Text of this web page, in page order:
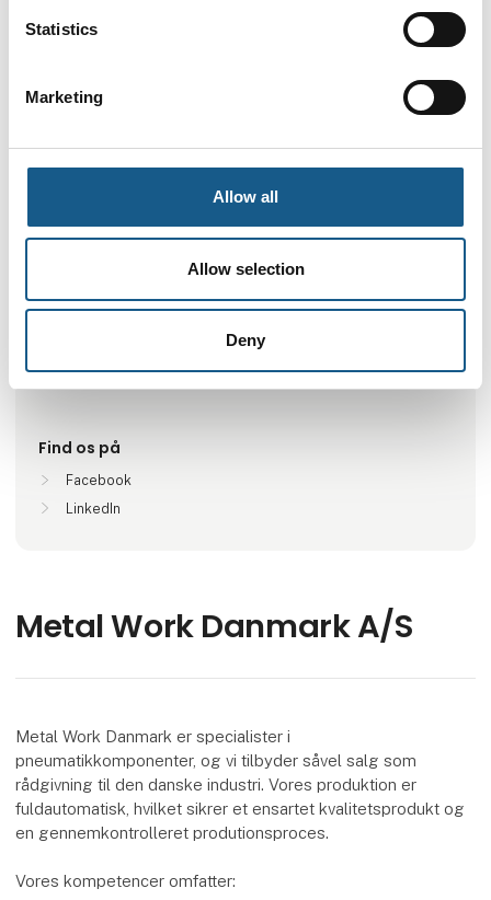
Statistics
Marketing
Allow all
Allow selection
Deny
Gå til hjemmeside
Find os på
Facebook
LinkedIn
Metal Work Danmark A/S
Metal Work Danmark er specialister i
pneumatikkomponenter, og vi tilbyder såvel salg som
rådgivning til den danske industri. Vores produktion er
fuldautomatisk, hvilket sikrer et ensartet kvalitetsprodukt og
en gennemkontrolleret produtionsproces.
Vores kompetencer omfatter: